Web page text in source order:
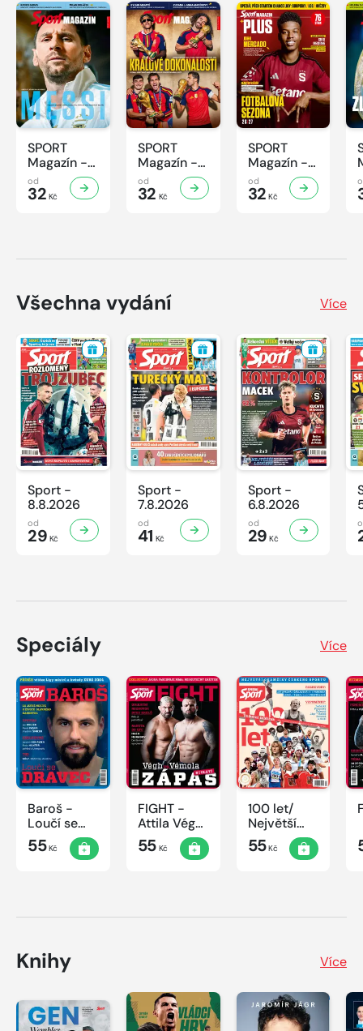
SPORT
Magazín -
32/2026
od
32 Kč
SPORT
Magazín -
31/2026
od
32 Kč
SPORT
Magazín -
30/2026
od
32 Kč
Všechna vydání Více
Sport -
8.8.2026
od
29 Kč
Sport -
7.8.2026
od
41 Kč
Sport -
6.8.2026
od
29 Kč
Speciály Více
Baroš -
Loučí se
dravec
55Kč
FIGHT -
Attila Végh
vs. Karlos
Vémola
55Kč
100 let/
Největší
okamžiky
českého
55Kč
Knihy Více